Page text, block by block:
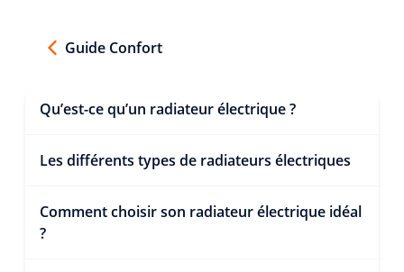
Guide Confort
Qu’est-ce qu’un radiateur électrique ?
Les différents types de radiateurs électriques
Comment choisir son radiateur électrique idéal
?